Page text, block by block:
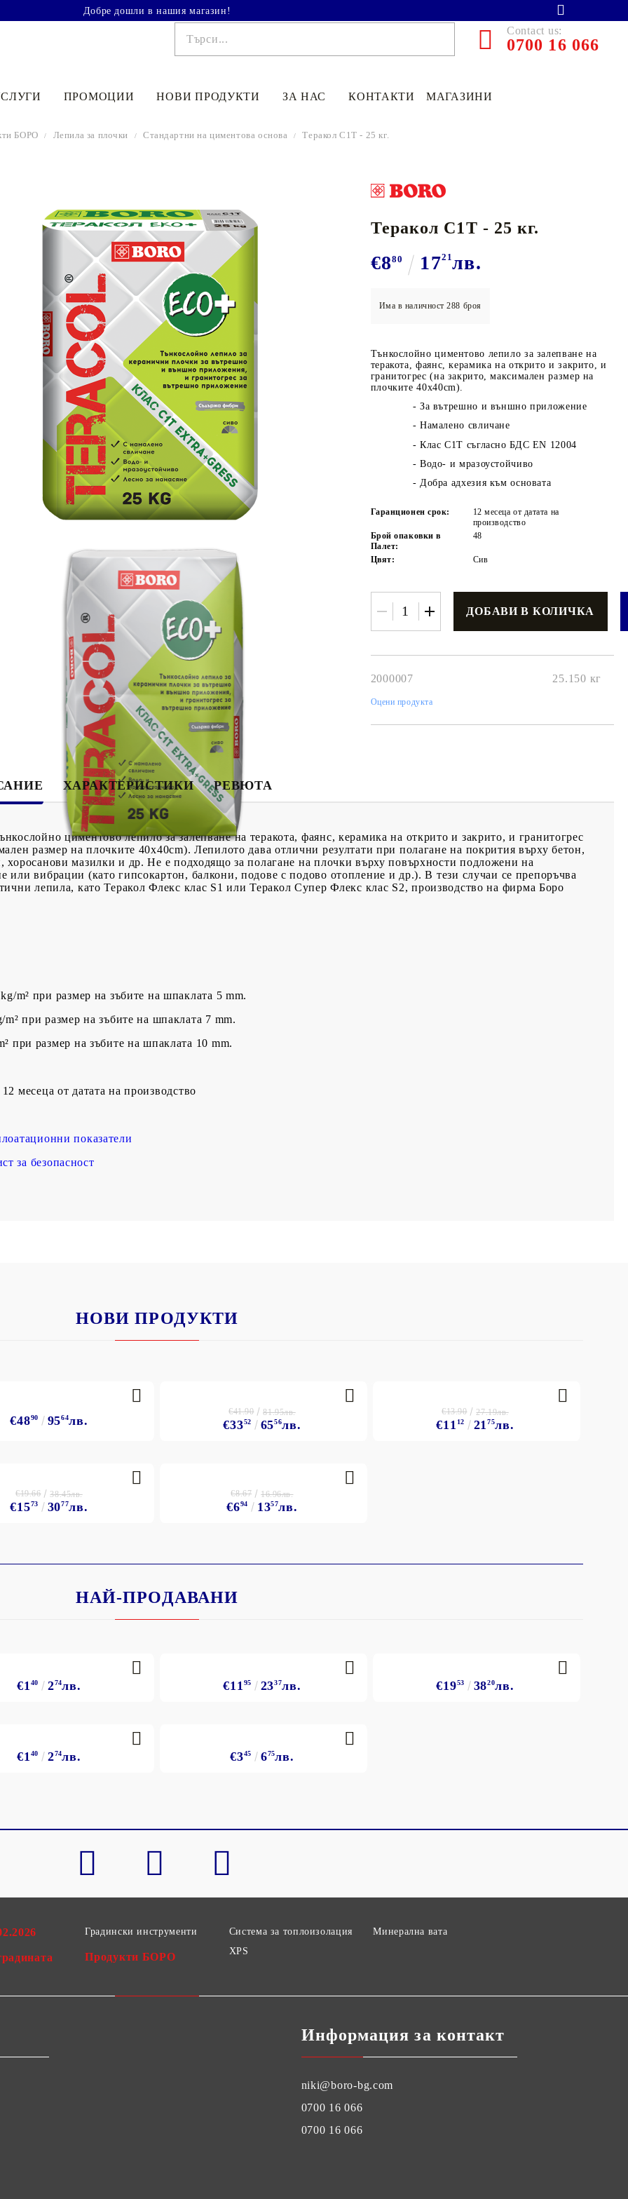
Добре дошли в нашия магазин!
Contact us:
0700 16 066
ПРОМОЦИИ НОВИ ПРОДУКТИ
64лв. €33 52 56
€41.90
€11 2175 лв.
57лв.
16.96лв.
€2
€3.42 6.69лв.
ЗА НАС КОНТАКТИ МАГАЗИНИ
БОРО Лепила за плочки Стандартни на циментова основа Теракол C1Т - 25 кг.
Tweet
Теракол C1Т - 25 кг.
€880 1721лв.
Има в наличност288 броя
Тънкослойно циментово лепило за залепване на
теракота, фаянс, керамика на открито и закрито, и
гранитогрес (на закрито, максимален размер на
плочките 40x40cm).
- За вътрешно и външно приложение
- Намалено свличане
- КласС1Т съгласноБДС EN 12004
- Водо- и мразоустойчиво
- Добра адхезия към основата
Гаранционен срок:
12 месеца от датата на
производство
Брой опаковки в
Палет:
48
Цвят: Сив
2000007 25.150 кг
Оцени продукта
ХАРАКТЕРИСТИКИ РЕВЮТА
циментово лепило за залепване на теракота, фаянс, керамика на открито и закрито, и гранитогрес
размер на плочките 40x40cm). Лепилото дава отлични резултати при полагане на покрития върху бетон,
хоросанови мазилки и др.Не е подходящо за полагане на плочки върху повърхности подложени на
или вибрации (като гипсокартон, балкони, подове с подово отопление и др.). В тези случаи се препоръчва
лепила, катоТеракол Флекс клас S1 илиТеракол Супер Флекс клас S2, производство на фирма Боро
m² при размер на зъбите на шпаклата 5 mm.
при размер на зъбите на шпаклата 7 mm.
при размер на зъбите на шпаклата 10 mm.
12 месеца от датата на производство
показатели
за безопасност
НОВИ ПРОДУКТИ
€4890 9564лв. €3352 6556лв.
€41.90 81.95лв.
€11 12 2175лв.
€13.90 27.19лв.
€1573 3077лв.
€19.66 38.45лв.
€694 1357лв.
€8.67 16.96лв.
НАЙ-ПРОДАВАНИ
€1 40 274лв. €11 95 2337лв. €1953 3820лв.
€1 40 274лв. €345 675лв.
Градински инструменти
Продукти БОРО
Система за топлоизолация
XPS
Минерална вата
Информация за контакт
niki@boro-bg.com
0700 16 066
0700 16 066